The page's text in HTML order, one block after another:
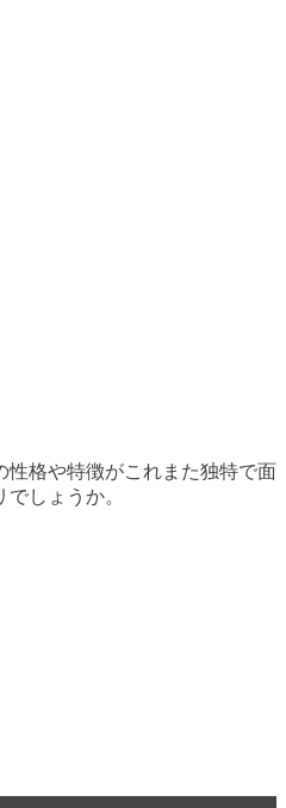
性格や特徴がこれまた独特で面
しょうか。